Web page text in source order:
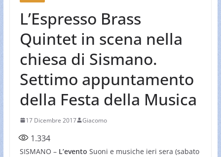
L’Espresso Brass
Quintet in scena nella
chiesa di Sismano.
Settimo appuntamento
della Festa della Musica
17 Dicembre 2017 Giacomo
1.334
SISMANO – L’evento Suoni e musiche ieri sera (sabato